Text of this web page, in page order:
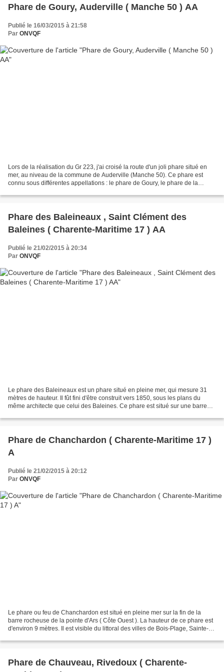
Phare de Goury, Auderville ( Manche 50 ) AA
Publié le 16/03/2015 à 21:58
Par ONVQF
Lors de la réalisation du Gr 223, j'ai croisé la route d'un joli phare situé en
mer, au niveau de la commune de Auderville (Manche 50). Ce phare est
connu sous différentes appellations : le phare de Goury, le phare de la
Phare des Baleineaux , Saint Clément des
Baleines ( Charente-Maritime 17 ) AA
Publié le 21/02/2015 à 20:34
Par ONVQF
Le phare des Baleineaux est un phare situé en pleine mer, qui mesure 31
mètres de hauteur. Il fût fini d'être construit vers 1850, sous les plans du
même architecte que celui des Baleines. Ce phare est situé sur une barre
Phare de Chanchardon ( Charente-Maritime 17 )
A
Publié le 21/02/2015 à 20:12
Par ONVQF
Le phare ou feu de Chanchardon est situé en pleine mer sur la fin de la
barre rocheuse de la pointe d'Ars ( Côte Ouest ). La hauteur de ce phare est
d'environ 9 mètres. Il est visible du littoral des villes de Bois-Plage, Sainte-
Phare de Chauveau, Rivedoux ( Charente-